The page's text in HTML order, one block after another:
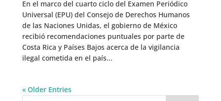
En el marco del cuarto ciclo del Examen Periódico
Universal (EPU) del Consejo de Derechos Humanos
de las Naciones Unidas, el gobierno de México
recibió recomendaciones puntuales por parte de
Costa Rica y Países Bajos acerca de la vigilancia
ilegal cometida en el país...
« Older Entries